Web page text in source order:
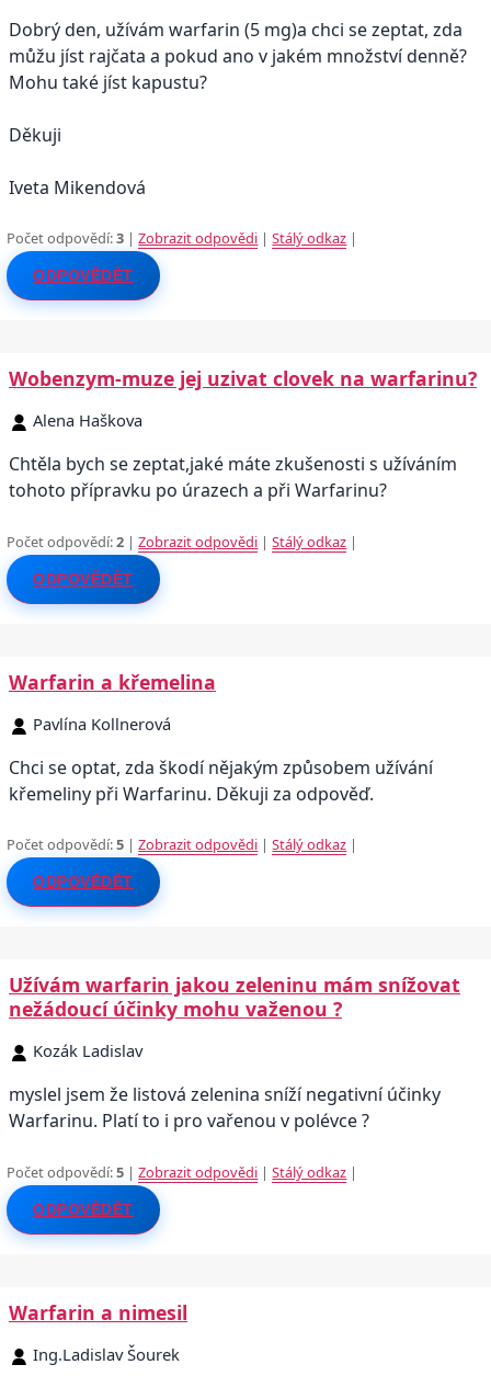
Dobrý den, užívám warfarin (5 mg)a chci se zeptat, zda
můžu jíst rajčata a pokud ano v jakém množství denně?
Mohu také jíst kapustu?
Děkuji
Iveta Mikendová
Počet odpovědí:3 |Zobrazit odpovědi |Stálý odkaz |
ODPOVĚDĚT
Wobenzym-muze jej uzivat clovek na warfarinu?
Alena Haškova
Chtěla bych se zeptat,jaké máte zkušenosti s užíváním
tohoto přípravku po úrazech a při Warfarinu?
Počet odpovědí:2 |Zobrazit odpovědi |Stálý odkaz |
ODPOVĚDĚT
Warfarin a křemelina
Pavlína Kollnerová
Chci se optat, zda škodí nějakým způsobem užívání
křemeliny při Warfarinu. Děkuji za odpověď.
Počet odpovědí:5 |Zobrazit odpovědi |Stálý odkaz |
ODPOVĚDĚT
Užívám warfarin jakou zeleninu mám snížovat
nežádoucí účinky mohu važenou ?
Kozák Ladislav
myslel jsem že listová zelenina sníží negativní účinky
Warfarinu. Platí to i pro vařenou v polévce ?
Počet odpovědí:5 |Zobrazit odpovědi |Stálý odkaz |
ODPOVĚDĚT
Warfarin a nimesil
Ing.Ladislav Šourek